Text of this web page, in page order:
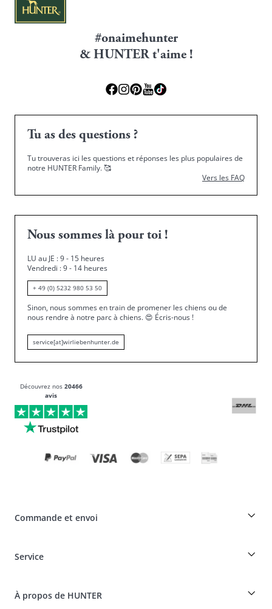
#onaimehunter
& HUNTER t'aime !
Tu as des questions ?
Tu trouveras ici les questions et réponses les plus populaires de
notre HUNTER Family.🥰
Vers les FAQ
Nous sommes là pour toi !
LU au JE : 9 - 15 heures
Vendredi : 9 - 14 heures
+ 49 (0) 5232 980 53 50
Sinon, nous sommes en train de promener les chiens ou de
nous rendre à notre parc à chiens. 😍 Écris-nous !
service[at]wirliebenhunter.de
Découvrez nos 20466
avis
Commande et envoi
Spéciaux pour les professionnels du chien
Informations sur la livraison
Service
Tableau des races
À propos de HUNTER